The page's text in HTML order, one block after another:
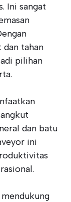
Ini sangat
dan tahan
pilihan
dan batu
ini